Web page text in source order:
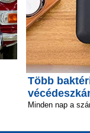
Több
Minden nap a